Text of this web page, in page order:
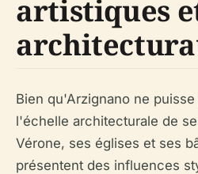
artistiques
Bien qu'Arzignano ne
l'échelle architecturale de
Vérone, ses églises et ses
présentent des influences